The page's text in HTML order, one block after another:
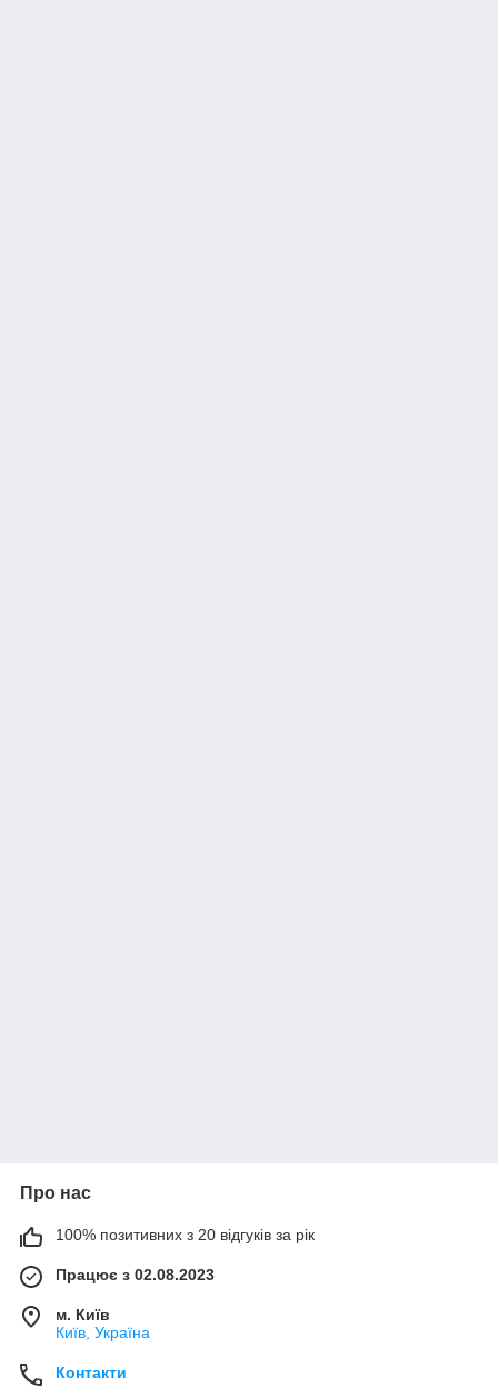
Про нас
100% позитивних з 20 відгуків за рік
Працює з 02.08.2023
м. Київ
Київ, Україна
Контакти